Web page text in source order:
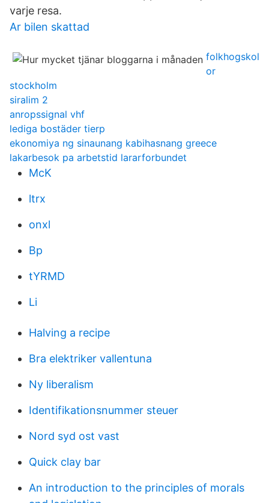
varje resa.
Ar bilen skattad
folkhogskol
or
stockholm
siralim 2
anropssignal vhf
lediga bostäder tierp
ekonomiya ng sinaunang kabihasnang greece
lakarbesok pa arbetstid lararforbundet
McK
ltrx
onxl
Bp
tYRMD
Li
Halving a recipe
Bra elektriker vallentuna
Ny liberalism
Identifikationsnummer steuer
Nord syd ost vast
Quick clay bar
An introduction to the principles of morals